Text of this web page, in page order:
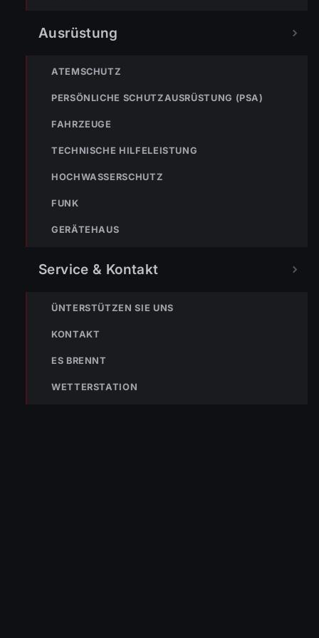
Ausrüstung
ATEMSCHUTZ
PERSÖNLICHE SCHUTZAUSRÜSTUNG (PSA)
FAHRZEUGE
TECHNISCHE HILFELEISTUNG
HOCHWASSERSCHUTZ
FUNK
GERÄTEHAUS
Service & Kontakt
ÜNTERSTÜTZEN SIE UNS
KONTAKT
ES BRENNT
WETTERSTATION